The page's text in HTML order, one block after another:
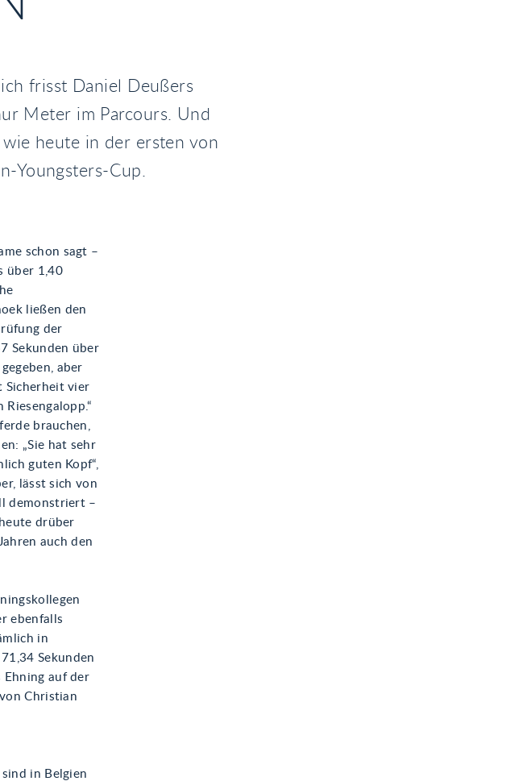
frisst Daniel Deußers
Meter im Parcours. Und
heute in der ersten von
Youngsters-Cup.
schon sagt –
über 1,40
ließen den
der
Sekunden über
aber
Sicherheit vier
brauchen,
„Sie hat sehr
guten Kopf“,
lässt sich von
demonstriert –
drüber
auch den
ebenfalls
in
Sekunden
auf der
Christian
in Belgien